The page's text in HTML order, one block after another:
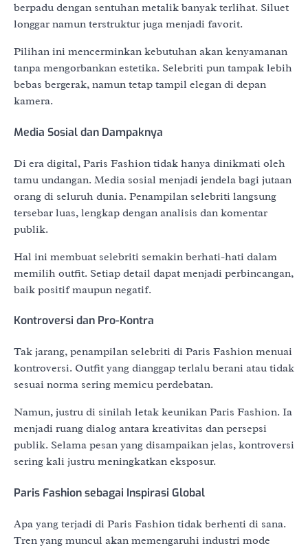
berpadu dengan sentuhan metalik banyak terlihat. Siluet
longgar namun terstruktur juga menjadi favorit.
Pilihan ini mencerminkan kebutuhan akan kenyamanan
tanpa mengorbankan estetika. Selebriti pun tampak lebih
bebas bergerak, namun tetap tampil elegan di depan
kamera.
Media Sosial dan Dampaknya
Di era digital, Paris Fashion tidak hanya dinikmati oleh
tamu undangan. Media sosial menjadi jendela bagi jutaan
orang di seluruh dunia. Penampilan selebriti langsung
tersebar luas, lengkap dengan analisis dan komentar
publik.
Hal ini membuat selebriti semakin berhati-hati dalam
memilih outfit. Setiap detail dapat menjadi perbincangan,
baik positif maupun negatif.
Kontroversi dan Pro-Kontra
Tak jarang, penampilan selebriti di Paris Fashion menuai
kontroversi. Outfit yang dianggap terlalu berani atau tidak
sesuai norma sering memicu perdebatan.
Namun, justru di sinilah letak keunikan Paris Fashion. Ia
menjadi ruang dialog antara kreativitas dan persepsi
publik. Selama pesan yang disampaikan jelas, kontroversi
sering kali justru meningkatkan eksposur.
Paris Fashion sebagai Inspirasi Global
Apa yang terjadi di Paris Fashion tidak berhenti di sana.
Tren yang muncul akan memengaruhi industri mode